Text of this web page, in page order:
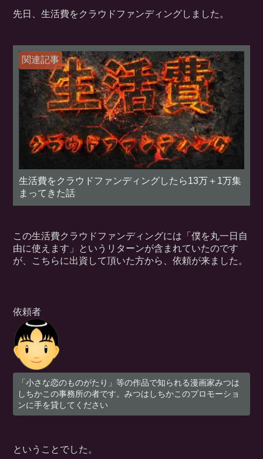
先日、生活費をクラウドファンディングしました。
関連記事
生活費をクラウドファンディングしたら13万＋1万集
まってきた話
この生活費クラウドファンディングには「僕を丸一日自
由に使えます」というリターンが含まれていたのです
が、こちらに出資して頂いた方から、依頼が来ました。
依頼者
「小さな恋のものがたり」等の作品で知られる漫画家みつは
しちかこの事務所の者です。みつはしちかこのプロモーショ
ンに手を貸してください
ということでした。